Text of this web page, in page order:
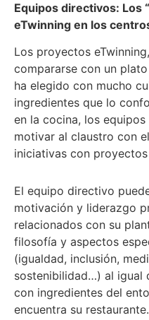
Equipos directivos: Los
eTwinning en los
Los proyectos
compararse con un
ha elegido con mucho
ingredientes que lo
en la cocina, los
motivar al claustro con
iniciativas con proyectos
El equipo directivo
motivación y liderazgo
relacionados con su
filosofía y aspectos
(igualdad, inclusión,
sostenibilidad…) al igual
con ingredientes del
encuentra su restaurante.